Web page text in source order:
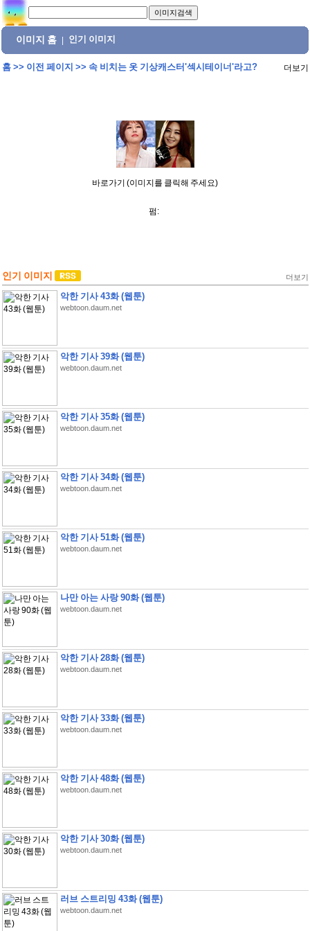
이미지 홈 인기 이미지
홈>> 이전 페이지 >> 속 비치는 옷 기상캐스터'섹시테이너'라고? 더보기
바로가기 (이미지를 클릭해 주세요)
펌:
인기 이미지 더보기
악한 기사 43화 (웹툰)
webtoon.daum.net
악한 기사 39화 (웹툰)
webtoon.daum.net
악한 기사 35화 (웹툰)
webtoon.daum.net
악한 기사 34화 (웹툰)
webtoon.daum.net
악한 기사 51화 (웹툰)
webtoon.daum.net
나만 아는 사랑 90화 (웹툰)
webtoon.daum.net
악한 기사 28화 (웹툰)
webtoon.daum.net
악한 기사 33화 (웹툰)
webtoon.daum.net
악한 기사 48화 (웹툰)
webtoon.daum.net
악한 기사 30화 (웹툰)
webtoon.daum.net
러브 스트리밍 43화 (웹툰)
webtoon.daum.net